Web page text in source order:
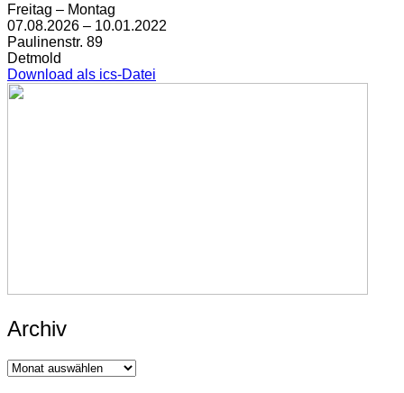
Freitag – Montag
07.08.2026 – 10.01.2022
Paulinenstr. 89
Detmold
Download als ics-Datei
Archiv
Archiv